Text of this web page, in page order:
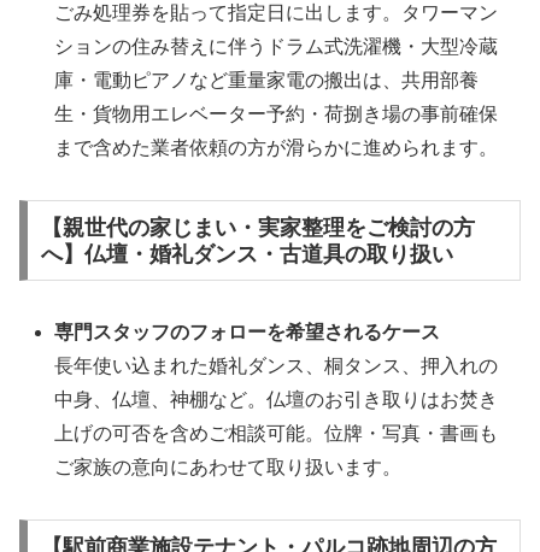
ごみ処理券を貼って指定日に出します。タワーマン
ションの住み替えに伴うドラム式洗濯機・大型冷蔵
庫・電動ピアノなど重量家電の搬出は、共用部養
生・貨物用エレベーター予約・荷捌き場の事前確保
まで含めた業者依頼の方が滑らかに進められます。
【親世代の家じまい・実家整理をご検討の方
へ】仏壇・婚礼ダンス・古道具の取り扱い
専門スタッフのフォローを希望されるケース
長年使い込まれた婚礼ダンス、桐タンス、押入れの
中身、仏壇、神棚など。仏壇のお引き取りはお焚き
上げの可否を含めご相談可能。位牌・写真・書画も
ご家族の意向にあわせて取り扱います。
【駅前商業施設テナント・パルコ跡地周辺の方